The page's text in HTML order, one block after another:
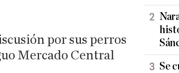
por sus perros
Mercado Central
Se